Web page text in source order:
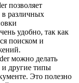
позволяет
в различных
удобно, так как
поиском и
можно делать
другие типы
Это полезно